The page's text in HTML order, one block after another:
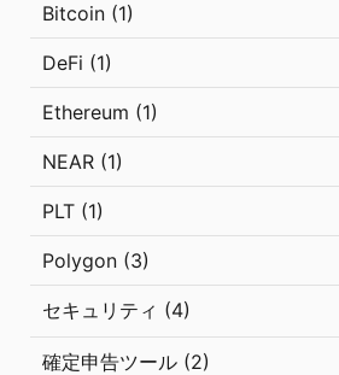
Bitcoin (1)
DeFi (1)
Ethereum (1)
NEAR (1)
PLT (1)
Polygon (3)
セキュリティ (4)
確定申告ツール (2)